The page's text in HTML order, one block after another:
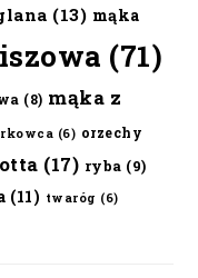
(13) mąka
(71)
(8) mąka z
(6) orzechy
(17) ryba (9)
(11) twaróg (6)